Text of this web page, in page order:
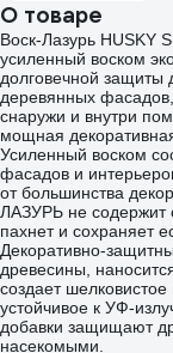
О товаре
Воск-Лазурь HUSKY
усиленный воском
долговечной защиты
деревянных
снаружи и внутри
мощная
Усиленный воском
фасадов и
от большинства
ЛАЗУРЬ не содержит
пахнет и сохраняет
Декора­тивно-
древесины,
создает
устойчивое к УФ-
добавки защищают
насекомыми.